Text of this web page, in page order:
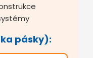
pásky):